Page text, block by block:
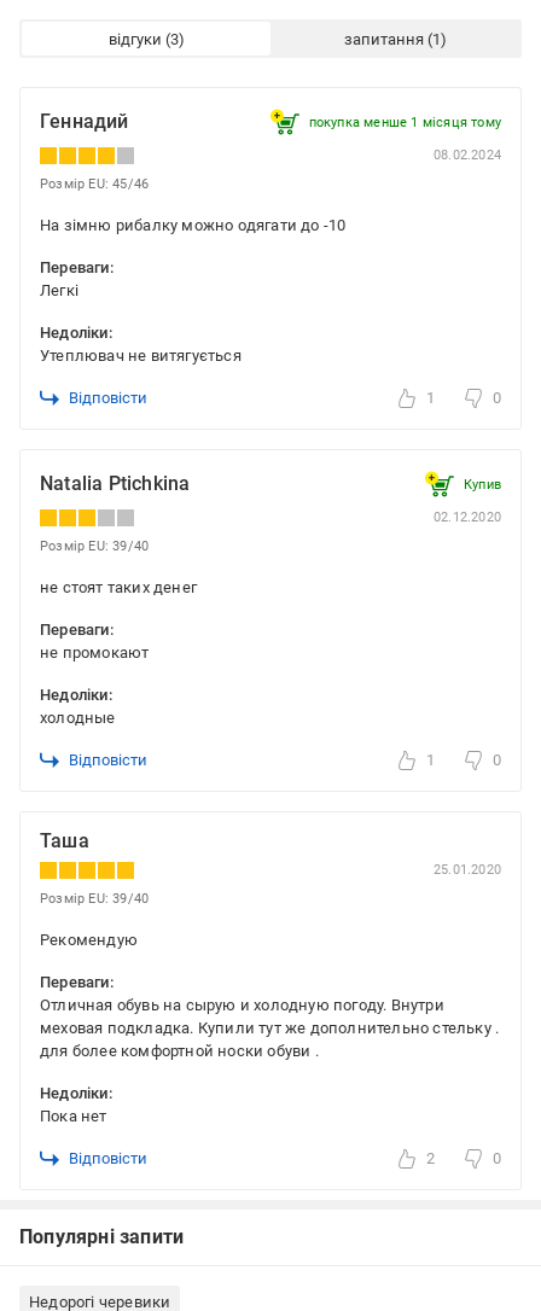
відгуки запитання
Геннадий покупка менше 1 місяця томy
08.02.2024
Розмір EU: 45/46
На зімню рибалку можно одягати до -10
Переваги:
Легкі
Недоліки:
Утеплювач не витягується
Відповісти 1 0
Natalia Ptichkina Купив
02.12.2020
Розмір EU: 39/40
не стоят таких денег
Переваги:
не промокают
Недоліки:
холодные
Відповісти 1 0
Таша
25.01.2020
Розмір EU: 39/40
Рекомендую
Переваги:
Отличная обувь на сырую и холодную погоду. Внутри
меховая подкладка. Купили тут же дополнительно стельку .
для более комфортной носки обуви .
Недоліки:
Пока нет
Відповісти 2 0
Популярні запити
Недорогі черевики